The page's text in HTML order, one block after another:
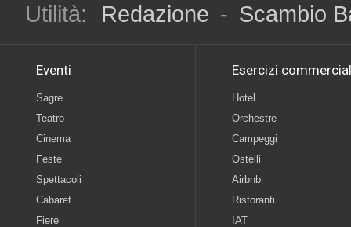
Utilità:
Redazione - Scambio
Eventi
Sagre
Teatro
Cinema
Feste
Spettacoli
Cabaret
Fiere
Esercizi
Hotel
Orchestre
Campeggi
Ostelli
Airbnb
Ristoranti
IAT